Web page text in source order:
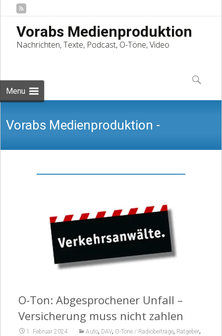
Vorabs Medienproduktion
Nachrichten, Texte, Podcast, O-Töne, Video
Menu
to
content
Suchen
nach:
Vorabs Medienproduktion -
Nachrichten, Texte, Podcast, O-Töne,
O-Ton: Abgesprochener Unfall –
Versicherung muss nicht zahlen
1. Februar 2024 Auto, DAV, O-Töne / Radiobeiträge, Ratgeber,